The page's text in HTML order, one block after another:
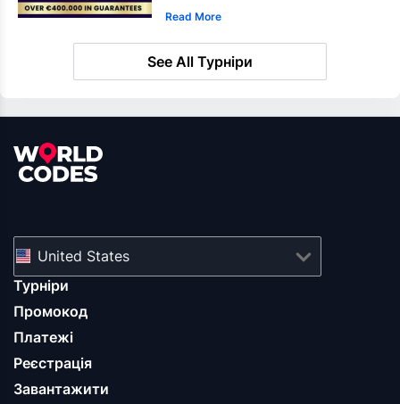
Read More
See All Турніри
United States
Турніри
Промокод
Платежі
Реєстрація
Завантажити